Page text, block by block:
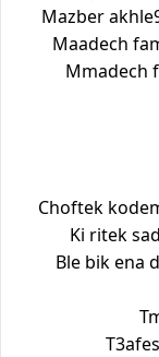
Mazber
Maadech
Mmadech
Choftek
Ki ritek
Ble bik ena